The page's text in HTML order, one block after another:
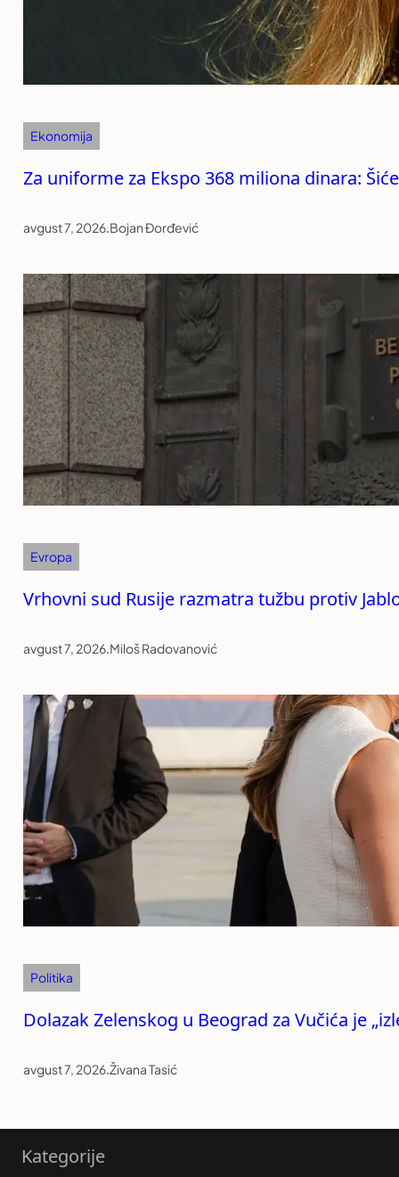
Ekonomija
Za uniforme za Ekspo 368 miliona dinara:
avgust 7, 2026.Bojan Đorđević
Evropa
Vrhovni sud Rusije razmatra tužbu protiv
avgust 7, 2026.Miloš Radovanović
Politika
Dolazak Zelenskog u Beograd za Vučića je
avgust 7, 2026.Živana Tasić
Kategorije